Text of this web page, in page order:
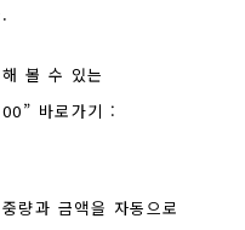
볼 수 있는
바로가기 :
량과 금액을 자동으로